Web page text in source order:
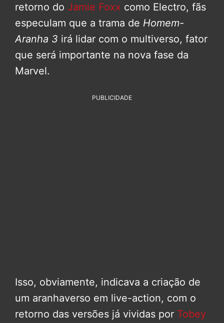
retorno do Jamie Foxx como Electro, fãs
especulam que a trama de Homem-
Aranha 3 irá lidar com o multiverso, fator
que será importante na nova fase da
Marvel.
PUBLICIDADE
Isso, obviamente, indicava a criação de
um aranhaverso em live-action, com o
retorno das versões já vividas por Tobey